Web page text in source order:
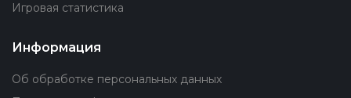
Игровая статистика
Информация
Об обработке персональных данных